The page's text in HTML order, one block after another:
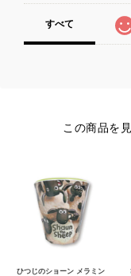
すべて
この商品を
ひつじのショーン メラミン